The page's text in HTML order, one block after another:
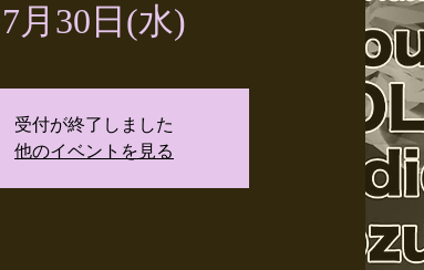
7月30日(水)
受付が終了しました
他のイベントを見る